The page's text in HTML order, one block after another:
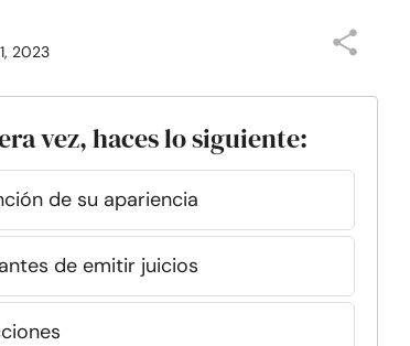
2023
vez, haces lo siguiente:
de su apariencia
de emitir juicios